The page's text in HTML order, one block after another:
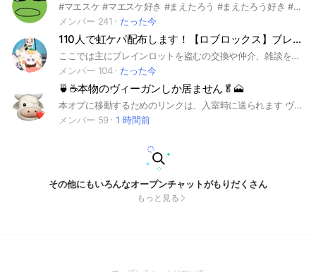
#マエスケ #マエスケ好き #まえたろう #まえたろう好き #まえたろう愛好学園 #マエスケ愛好学園 #雑談💪( ᐛ )ﾊﾟﾜｱｱｱｱｱｱｱｱｱｱｱｱｱｱｱｱｱｱｱｱｱｱｱ ここはマエスケ愛好学園です。 マエスケオプチャに入ってる人や入ろうと思ってる人は是非入ってね♪ 雑談O̤̮K̤̮で̤̮ー̤̮す̤̮！ゲームの話もOK！ ㊗️開設から3週間で100人突破！ マエスケ好きオプチャ最速！！！ タメ口OK
メンバー 241
たった今
110人で虹ケパ配布します！【ロブロックス】ブレインロットを盗む交換、仲介、雑談
ここでは主にブレインロットを盗むの交換や仲介、雑談をしています！！元々35人オプチャでしたが、荒らされて4人になってしまい、復興し頑張ってるので是非参加して欲しいです！
メンバー 104
たった今
🍵☕️本物のヴィーガンしか居ません🥬🗻
本オプに移動するためのリンクは、入室時に送られます ヴィーガンの方、1度入ってみてください ヴィーガンになりたいと思っている方でも構いません。 肉の画像を貼ったり、他の人が不快になる行動を繰り返した場合は強制退会と なります
メンバー 59
1 時間前
その他にもいろんなオープンチャットがもりだくさん
もっと見る